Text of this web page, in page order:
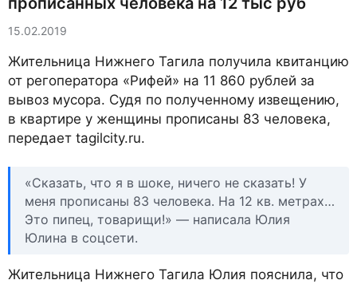
15.02.2019
Жительница Нижнего Тагила получила квитанцию
от регоператора «Рифей» на 11 860 рублей за
вывоз мусора. Судя по полученному извещению,
в квартире у женщины прописаны 83 человека,
передает tagilcity.ru.
«Сказать, что я в шоке, ничего не сказать! У
меня прописаны 83 человека. На 12 кв. метрах…
Это пипец, товарищи!» — написала Юлия
Юлина в соцсети.
Жительница Нижнего Тагила Юлия пояснила, что